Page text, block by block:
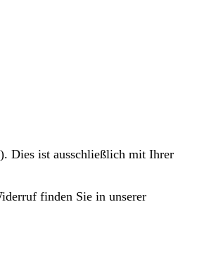
Dies ist ausschließlich mit Ihrer
finden Sie in unserer